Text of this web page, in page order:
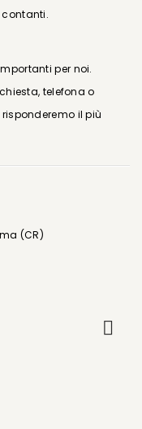
per noi.
telefona o
il più
(CR)